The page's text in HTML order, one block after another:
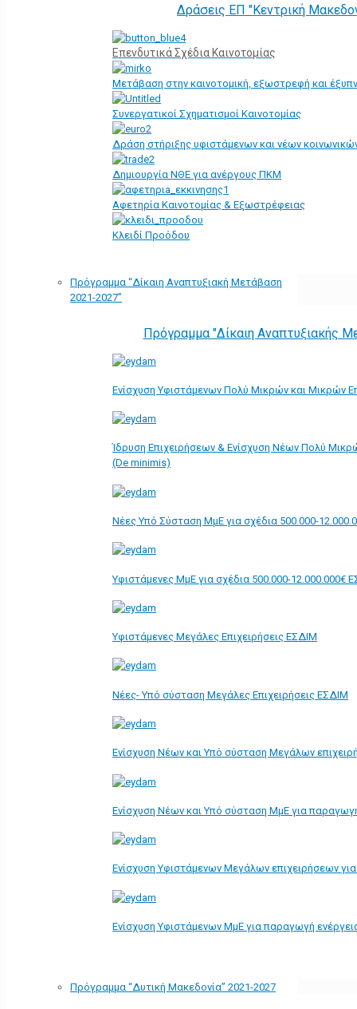
Δράσεις ΕΠ "Κεντρική
Επενδυτικά Σχέδια Καινοτομίας
Μετάβαση στην καινοτομική, εξωστρεφή και
Συνεργατικοί Σχηματισμοί Καινοτομίας
Δράση στήριξης υφιστάμενων και νέων
Δημιουργία ΝΘΕ για ανέργους ΠΚΜ
Αφετηρία Kαινοτομίας & Εξωστρέφειας
Κλειδί Προόδου
Πρόγραμμα “Δίκαιη Αναπτυξιακή Μετάβαση
2021-2027”
Πρόγραμμα "Δίκαιη Αναπτυξιακής
Ενίσχυση Υφιστάμενων Πολύ Μικρών και Μικρών
Ίδρυση Επιχειρήσεων & Ενίσχυση Νέων Πολύ
(De minimis)
Νέες Υπό Σύσταση ΜμΕ για σχέδια 500.000-
Υφιστάμενες ΜμΕ για σχέδια 500.000-12.000.000€
Υφιστάμενες Μεγάλες Επιχειρήσεις ΕΣΔΙΜ
Νέες- Υπό σύσταση Μεγάλες Επιχειρήσεις ΕΣΔΙΜ
Ενίσχυση Νέων και Υπό σύσταση Μεγάλων
Ενίσχυση Νέων και Υπό σύσταση ΜμΕ για
Ενίσχυση Υφιστάμενων Μεγάλων επιχειρήσεων
Ενίσχυση Υφιστάμενων ΜμΕ για παραγωγή
Πρόγραμμα “Δυτική Μακεδονία” 2021-2027